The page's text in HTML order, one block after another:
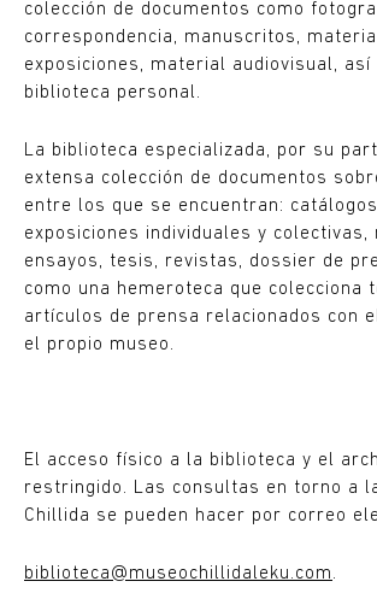
colección de documentos como
correspondencia, manuscritos,
exposiciones, material audiovisual, así
biblioteca personal.
La biblioteca especializada, por su
extensa colección de documentos
entre los que se encuentran:
exposiciones individuales y colectivas,
ensayos, tesis, revistas, dossier de
como una hemeroteca que colecciona
artículos de prensa relacionados con
el propio museo.
El acceso físico a la biblioteca y el
restringido. Las consultas en torno a
Chillida se pueden hacer por correo
biblioteca@museochillidaleku.com .